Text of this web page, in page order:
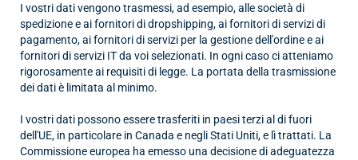
I vostri dati vengono trasmessi, ad esempio, alle società di
spedizione e ai fornitori di dropshipping, ai fornitori di servizi di
pagamento, ai fornitori di servizi per la gestione dell'ordine e ai
fornitori di servizi IT da voi selezionati. In ogni caso ci atteniamo
rigorosamente ai requisiti di legge. La portata della trasmissione
dei dati è limitata al minimo.
I vostri dati possono essere trasferiti in paesi terzi al di fuori
dell'UE, in particolare in Canada e negli Stati Uniti, e lì trattati. La
Commissione europea ha emesso una decisione di adeguatezza